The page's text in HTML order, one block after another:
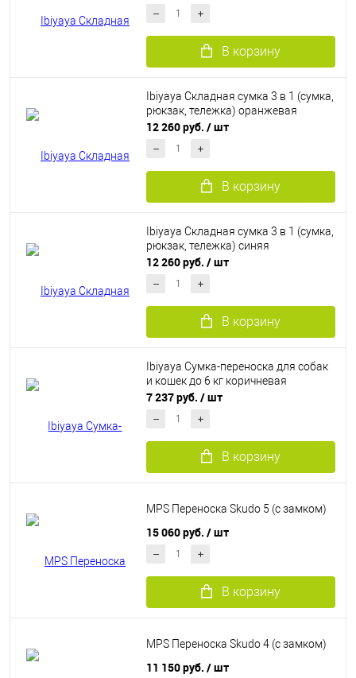
В корзину
Ibiyaya Складная сумка 3 в 1 (сумка,
рюкзак, тележка) оранжевая
12 260 руб. / шт
В корзину
Ibiyaya Складная сумка 3 в 1 (сумка,
рюкзак, тележка) синяя
12 260 руб. / шт
В корзину
Ibiyaya Cумка-переноска для собак
и кошек до 6 кг коричневая
7 237 руб. / шт
В корзину
MPS Переноска Skudo 5 (c замком)
15 060 руб. / шт
В корзину
MPS Переноска Skudo 4 (c замком)
11 150 руб. / шт